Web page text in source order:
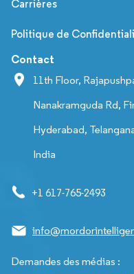
Carrières
Politique de
Contact
11th Floor,
Nanakramguda Rd,
Hyderabad,
India
+1 617-765-2493
Demandes des médias :